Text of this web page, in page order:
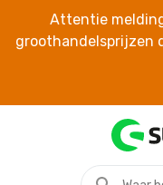
Attentie
groothandelsprijzen